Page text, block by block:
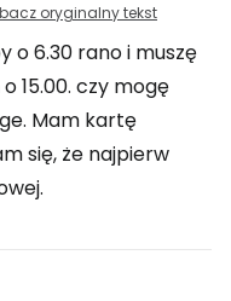
oryginalny tekst
o 6.30 rano i muszę
15.00. czy mogę
Mam kartę
się, że najpierw